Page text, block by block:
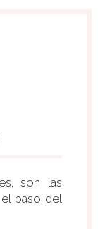
son las
paso del